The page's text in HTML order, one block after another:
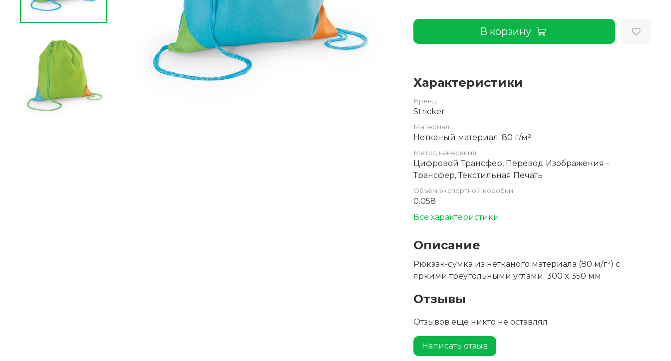
В корзину
Характеристики
Бренд
Stricker
Материал
Нетканый материал: 80 г/м²
Метод нанесения
Цифровой Трансфер, Перевод Изображения -
Трансфер, Текстильная Печать
Объём экспортной коробки
0.058
Все характеристики
Описание
Рюкзак-сумка из нетканого материала (80 м/г²) с
яркими треугольными углами. 300 x 350 мм
Отзывы
Отзывов еще никто не оставлял
Написать отзыв